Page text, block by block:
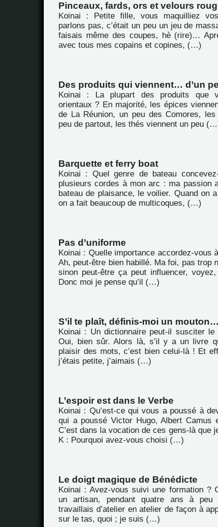
Pinceaux, fards, ors et velours
Koinai : Petite fille, vous maquilliez
parlons pas, c’était un peu un jeu de
faisais même des coupes, hè (rire)…
avec tous mes copains et copines, (…)
Des produits qui viennent… d’un
Koinai : La plupart des produits que
orientaux ? En majorité, les épices
de La Réunion, un peu des Comores,
peu de partout, les thés viennent un peu
Barquette et ferry boat
Koinai : Quel genre de bateau
plusieurs cordes à mon arc : ma passion
bateau de plaisance, le voilier. Quand on
on a fait beaucoup de multicoques, (…)
Pas d’uniforme
Koinai : Quelle importance accordez-vous
Ah, peut-être bien habillé. Ma foi, pas trop
sinon peut-être ça peut influencer,
Donc moi je pense qu’il (…)
S’il te plaît, définis-moi un
Koinai : Un dictionnaire peut-il susciter
Oui, bien sûr. Alors là, s’il y a un livre
plaisir des mots, c’est bien celui-là ! Et
j’étais petite, j’aimais (…)
L’espoir est dans le Verbe
Koinai : Qu’est-ce qui vous a poussé à
qui a poussé Victor Hugo, Albert Camus
C’est dans la vocation de ces gens-là que
K : Pourquoi avez-vous choisi (…)
Le doigt magique de Bénédicte
Koinai : Avez-vous suivi une formation ?
un artisan, pendant quatre ans à
travaillais d’atelier en atelier de façon à
sur le tas, quoi ; je suis (…)